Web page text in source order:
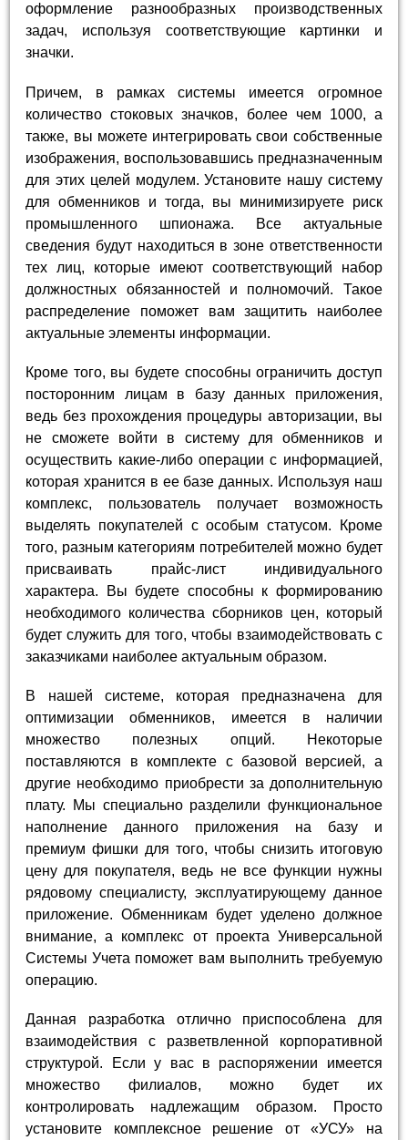
оформление разнообразных производственных
задач, используя соответствующие картинки и
значки.
Причем, в рамках системы имеется огромное
количество стоковых значков, более чем 1000, а
также, вы можете интегрировать свои собственные
изображения, воспользовавшись предназначенным
для этих целей модулем. Установите нашу систему
для обменников и тогда, вы минимизируете риск
промышленного шпионажа. Все актуальные
сведения будут находиться в зоне ответственности
тех лиц, которые имеют соответствующий набор
должностных обязанностей и полномочий. Такое
распределение поможет вам защитить наиболее
актуальные элементы информации.
Кроме того, вы будете способны ограничить доступ
посторонним лицам в базу данных приложения,
ведь без прохождения процедуры авторизации, вы
не сможете войти в систему для обменников и
осуществить какие-либо операции с информацией,
которая хранится в ее базе данных. Используя наш
комплекс, пользователь получает возможность
выделять покупателей с особым статусом. Кроме
того, разным категориям потребителей можно будет
присваивать прайс-лист индивидуального
характера. Вы будете способны к формированию
необходимого количества сборников цен, который
будет служить для того, чтобы взаимодействовать с
заказчиками наиболее актуальным образом.
В нашей системе, которая предназначена для
оптимизации обменников, имеется в наличии
множество полезных опций. Некоторые
поставляются в комплекте с базовой версией, а
другие необходимо приобрести за дополнительную
плату. Мы специально разделили функциональное
наполнение данного приложения на базу и
премиум фишки для того, чтобы снизить итоговую
цену для покупателя, ведь не все функции нужны
рядовому специалисту, эксплуатирующему данное
приложение. Обменникам будет уделено должное
внимание, а комплекс от проекта Универсальной
Системы Учета поможет вам выполнить требуемую
операцию.
Данная разработка отлично приспособлена для
взаимодействия с разветвленной корпоративной
структурой. Если у вас в распоряжении имеется
множество филиалов, можно будет их
контролировать надлежащим образом. Просто
установите комплексное решение от «УСУ» на